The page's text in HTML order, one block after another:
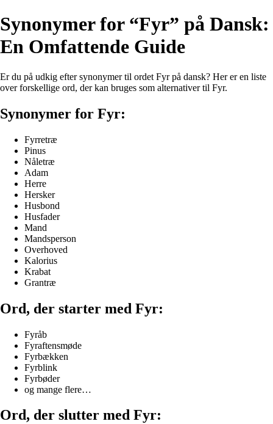
Synonymer for “Fyr” på Dansk:
En Omfattende Guide
Er du på udkig efter synonymer til ordet Fyr på dansk? Her er en liste
over forskellige ord, der kan bruges som alternativer til Fyr.
Synonymer for Fyr:
Fyrretræ
Pinus
Nåletræ
Adam
Herre
Hersker
Husbond
Husfader
Mand
Mandsperson
Overhoved
Kalorius
Krabat
Grantræ
Ord, der starter med Fyr:
Fyråb
Fyraftensmøde
Fyrbækken
Fyrblink
Fyrbøder
og mange flere…
Ord, der slutter med Fyr: